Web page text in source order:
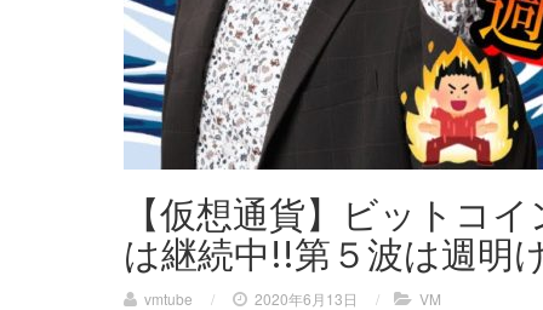
【仮想通貨】ビットコ
は継続中!!第５波は週明
vmtube / 2020年6月13日 / VM